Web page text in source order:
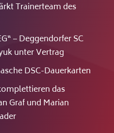
Trainerteam des
– Deggendorfer SC
unter Vertrag
DSC-Dauerkarten
das
Graf und Marian